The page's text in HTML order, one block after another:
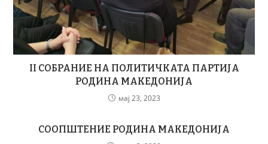
II СОБРАНИЕ НА ПОЛИТИЧКАТА ПАРТИЈА
РОДИНА МАКЕДОНИЈА
мај 23, 2023
СООПШТЕНИЕ РОДИНА МАКЕДОНИЈА